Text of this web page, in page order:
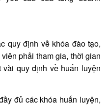
quy định về khóa đào tạo,
phải tham gia, thời gian
quy định về huấn luyện
đủ các khóa huấn luyện,